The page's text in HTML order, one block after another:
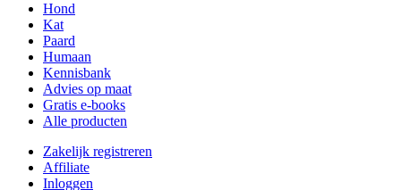
Hond
Kat
Paard
Humaan
Kennisbank
Advies op maat
Gratis e-books
Alle producten
Zakelijk registreren
Affiliate
Inloggen